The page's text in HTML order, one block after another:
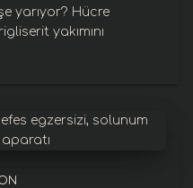
yarıyor? Hücre
yakımını